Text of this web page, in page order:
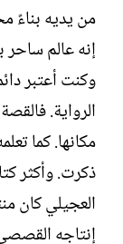
من يديه بناءً
إنه عالم ساحر
وكنت أعتبر
الرواية.
مكانها. كما
ذكرت. وأكثر
العجيلي كان
إنتاجه